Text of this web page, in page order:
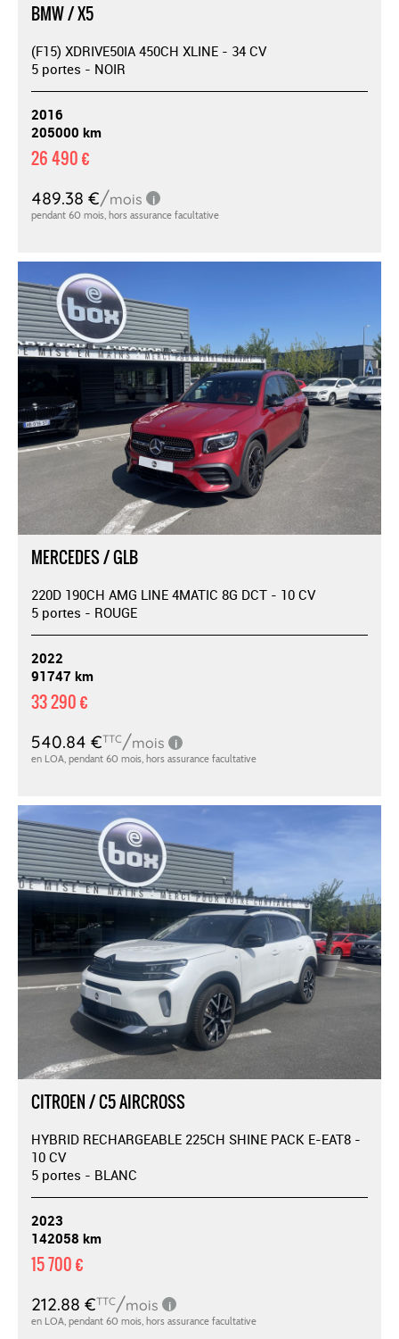
BMW / X5
(F15) XDRIVE50IA 450CH XLINE - 34 CV
5 portes - NOIR
2016
205000 km
26 490 €
MERCEDES / GLB
220D 190CH AMG LINE 4MATIC 8G DCT - 10 CV
5 portes - ROUGE
2022
91747 km
33 290 €
CITROEN / C5 AIRCROSS
HYBRID RECHARGEABLE 225CH SHINE PACK E-EAT8 -
10 CV
5 portes - BLANC
2023
142058 km
15 700 €